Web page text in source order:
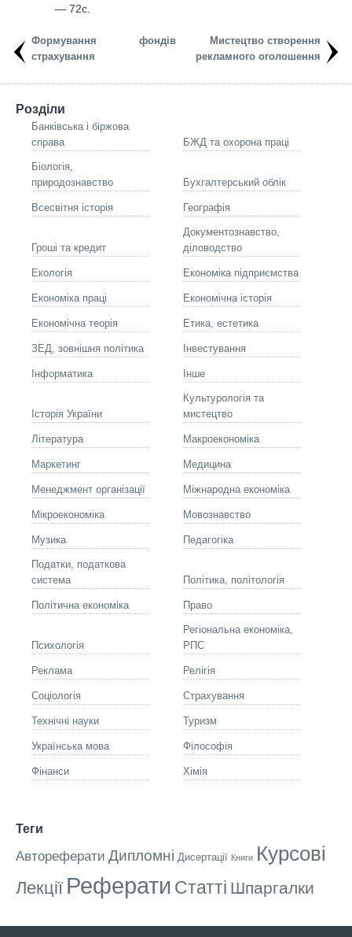
— 72c.
Формування фондів
страхування
Мистецтво створення
рекламного оголошення
Розділи
Банківська і біржова
справа
БЖД та охорона праці
Біологія,
природознавство
Бухгалтерський облік
Всесвітня історія Географія
Гроші та кредит
Документознавство,
діловодство
Екологія Економіка підприємства
Економіка праці Економічна історія
Економічна теорія Етика, естетика
ЗЕД, зовнішня політика Інвестування
Інформатика Інше
Історія України
Культурологія та
мистецтво
Літературa Макроекономіка
Маркетинг Медицина
Менеджмент організації Міжнародна економіка
Мікроекономіка Мовознавство
Музика Педагогіка
Податки, податкова
система
Політика, політологія
Політична економіка Право
Психологія
Регіональна економіка,
РПС
Реклама Релігія
Соціологія Страхування
Технічні науки Туризм
Українська мова Філософія
Фінанси Хімія
Теги
Автореферати Дипломні Дисертації Книги Курсові
Лекції Реферати Статті Шпаргалки